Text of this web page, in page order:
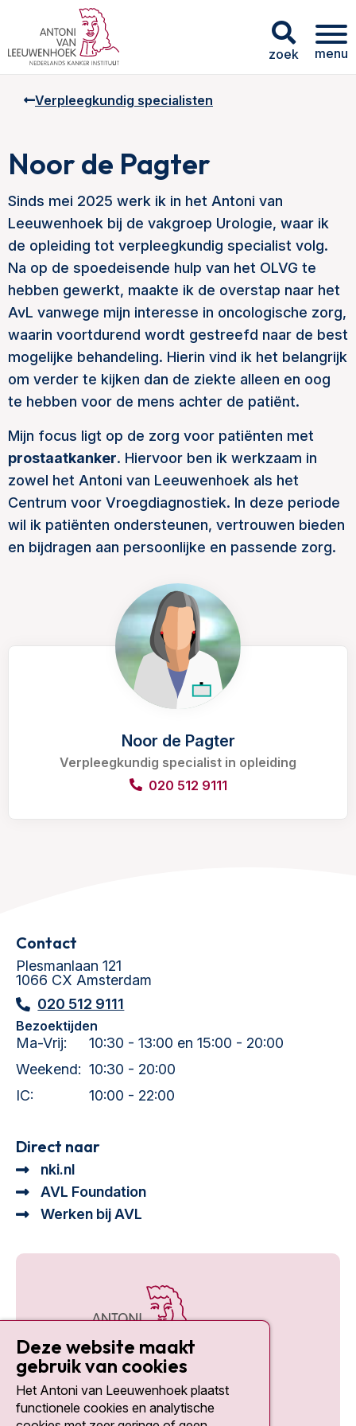
zoek menu
Verpleegkundig specialisten
Noor de Pagter
Sinds mei 2025 werk ik in het Antoni van
Leeuwenhoek bij de vakgroep Urologie, waar ik
de opleiding tot verpleegkundig specialist volg.
Na op de spoedeisende hulp van het OLVG te
hebben gewerkt, maakte ik de overstap naar het
AvL vanwege mijn interesse in oncologische zorg,
waarin voortdurend wordt gestreefd naar de best
mogelijke behandeling. Hierin vind ik het belangrijk
om verder te kijken dan de ziekte alleen en oog
te hebben voor de mens achter de patiënt.
Mijn focus ligt op de zorg voor patiënten met
prostaatkanker. Hiervoor ben ik werkzaam in
zowel het Antoni van Leeuwenhoek als het
Centrum voor Vroegdiagnostiek. In deze periode
wil ik patiënten ondersteunen, vertrouwen bieden
en bijdragen aan persoonlijke en passende zorg.
Noor de Pagter
Verpleegkundig specialist in opleiding
020 512 9111
Contact
Plesmanlaan 121
1066 CX Amsterdam
020 512 9111
Bezoektijden
Ma-Vrij:
10:30 - 13:00 en 15:00 - 20:00
Weekend: 10:30 - 20:00
IC:
10:00 - 22:00
Direct naar
nki.nl
AVL Foundation
Werken bij AVL
Social media
Deze website maakt
gebruik van cookies
Het Antoni van Leeuwenhoek plaatst
functionele cookies en analytische